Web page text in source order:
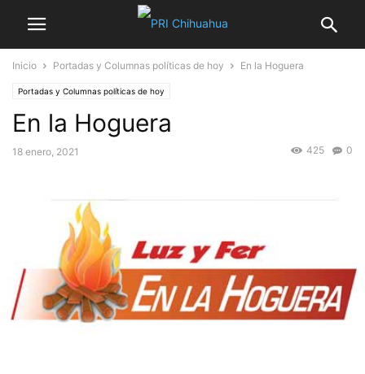
Inicio Portadas y Columnas políticas de hoy En la Hoguera
Portadas y Columnas políticas de hoy
En la Hoguera
18 enero, 2021 0
425